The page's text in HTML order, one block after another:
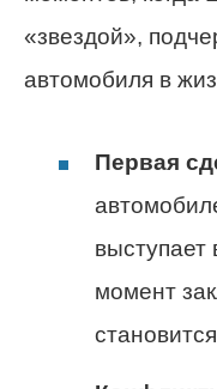
«звездой»,
автомобиля в
Первая
выступает
момент